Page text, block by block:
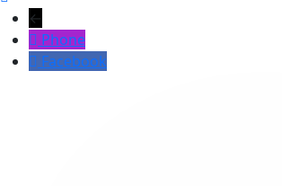
←
Phone
Facebook